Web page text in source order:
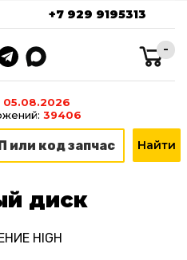
+7 929 9195313
-
05.08.2026
39406
диск
HIGH